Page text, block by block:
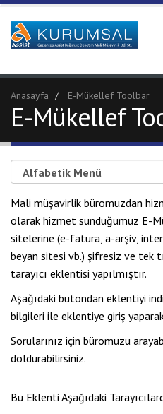
Anasayfa E-Mükellef Toolbar
E-Mükellef
Mali müşavirlik büromuzdan
olarak hizmet sunduğumuz E-
sitelerine (e-fatura, a-arşiv,
beyan sitesi vb.) şifresiz ve tek
tarayıcı eklentisi yapılmıştır.
Aşağıdaki butondan eklentiyi
bilgileri ile eklentiye giriş
Sorularınız için büromuzu
doldurabilirsiniz.
Bu Eklenti Aşağıdaki